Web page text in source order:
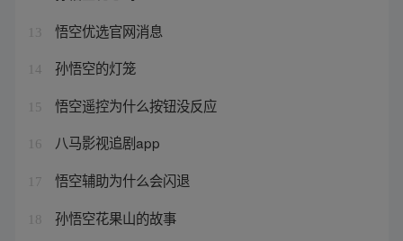
13 悟空优选官网消息
14 孙悟空的灯笼
15 悟空遥控为什么按钮没反应
16 八马影视追剧app
17 悟空辅助为什么会闪退
18 孙悟空花果山的故事